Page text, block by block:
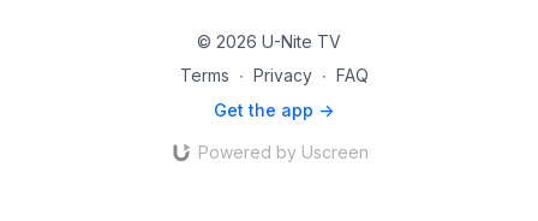
© 2026 U-Nite TV
Terms ∙ Privacy ∙ FAQ
Get the app ->
Powered by Uscreen